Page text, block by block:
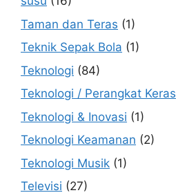
Taman dan Teras (1)
Teknik Sepak Bola (1)
Teknologi (84)
Teknologi / Perangkat Keras
Teknologi & Inovasi (1)
Teknologi Keamanan (2)
Teknologi Musik (1)
Televisi (27)